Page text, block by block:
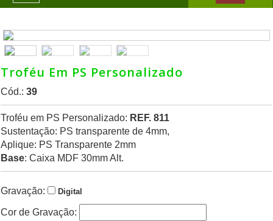
navigation
Troféu Em PS Personalizado
Cód.: 39
Troféu em PS Personalizado: REF. 811
Sustentação: PS transparente de 4mm,
Aplique: PS Transparente 2mm
Base: Caixa MDF 30mm Alt.
Gravação: Digital
Cor de Gravação: